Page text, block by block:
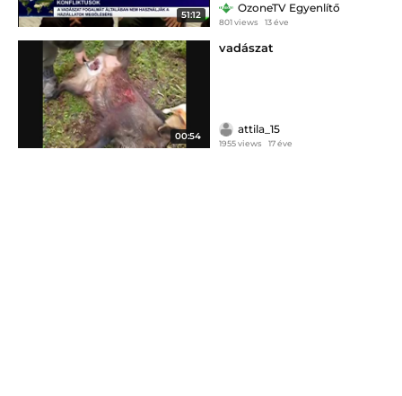
51:12
OzoneTV Egyenlítő
801 views 13 éve
00:54
vadászat
attila_15
1955 views 17 éve